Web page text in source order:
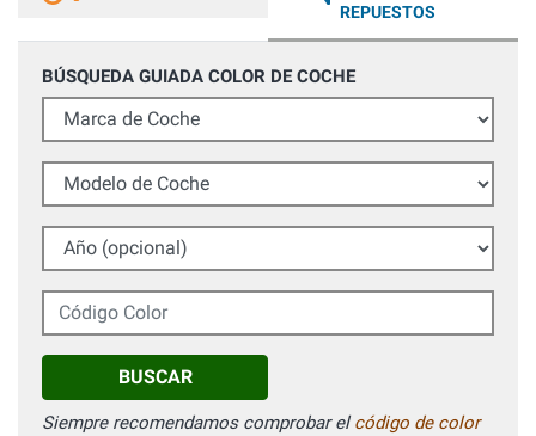
REPUESTOS
BÚSQUEDA GUIADA COLOR DE COCHE
Marca de Coche
Modelo de Coche
Año (opcional)
Código Color
BUSCAR
Siempre recomendamos comprobar elcódigo de color